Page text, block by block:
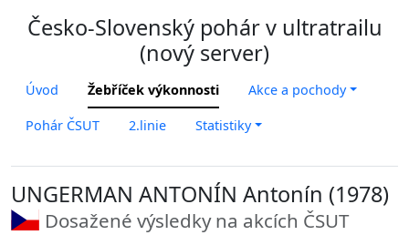
Česko-Slovenský pohár v ultratrailu
(nový server)
Úvod Žebříček výkonnosti Akce a pochody
Pohár ČSUT 2.linie Statistiky
UNGERMAN ANTONÍN Antonín (1978)
Dosažené výsledky na akcích ČSUT